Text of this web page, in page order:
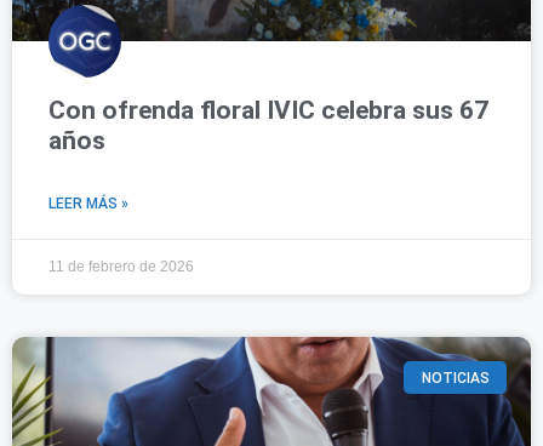
Con ofrenda floral IVIC celebra sus 67
años
LEER MÁS »
11 de febrero de 2026
NOTICIAS